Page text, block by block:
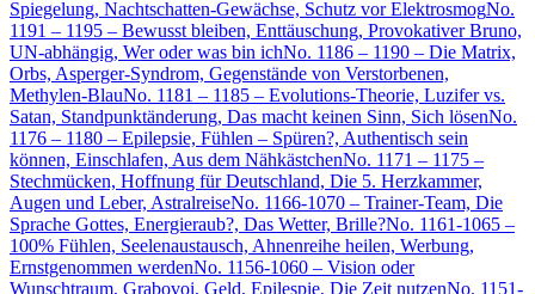
Spiegelung, Nachtschatten-Gewächse, Schutz vor ElektrosmogNo.
1191 – 1195 – Bewusst bleiben, Enttäuschung, Provokativer Bruno,
UN-abhängig, Wer oder was bin ichNo. 1186 – 1190 – Die Matrix,
Orbs, Asperger-Syndrom, Gegenstände von Verstorbenen,
Methylen-BlauNo. 1181 – 1185 – Evolutions-Theorie, Luzifer vs.
Satan, Standpunktänderung, Das macht keinen Sinn, Sich lösenNo.
1176 – 1180 – Epilepsie, Fühlen – Spüren?, Authentisch sein
können, Einschlafen, Aus dem NähkästchenNo. 1171 – 1175 –
Stechmücken, Hoffnung für Deutschland, Die 5. Herzkammer,
Augen und Leber, AstralreiseNo. 1166-1070 – Trainer-Team, Die
Sprache Gottes, Energieraub?, Das Wetter, Brille?No. 1161-1065 –
100% Fühlen, Seelenaustausch, Ahnenreihe heilen, Werbung,
Ernstgenommen werdenNo. 1156-1060 – Vision oder
Wunschtraum, Grabovoi, Geld, Epilespie, Die Zeit nutzenNo. 1151-